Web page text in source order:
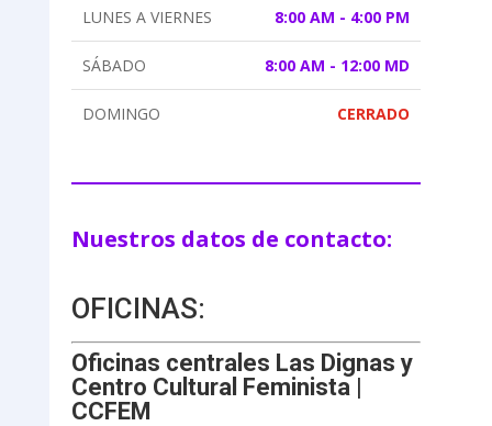
LUNES A VIERNES 8:00 AM - 4:00 PM
SÁBADO 8:00 AM - 12:00 MD
DOMINGO CERRADO
Nuestros datos de contacto:
OFICINAS:
Oficinas centrales Las Dignas y
Centro Cultural Feminista |
CCFEM